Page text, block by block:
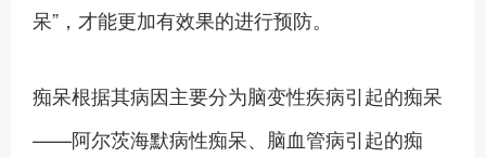
呆”，才能更加有效果的进行预防。
痴呆根据其病因主要分为脑变性疾病引起的痴呆
——阿尔茨海默病性痴呆、脑血管病引起的痴